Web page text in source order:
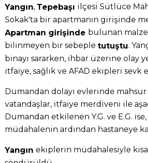
Yangın, Tepebaşı ilçesi Sütlüce
Sokak'ta bir apartmanın girişinde
Apartman girişinde bulunan
bilinmeyen bir sebeple tutuştu.
binayı sararken, ihbar üzerine olay
itfaiye, sağlık ve AFAD ekipleri sevk
Dumandan dolayı evlerinde mahsur
vatandaşlar, itfaiye merdiveni ile
Dumandan etkilenen Y.G. ve E.G.
müdahalenin ardından hastaneye
Yangın ekiplerin müdahalesiyle